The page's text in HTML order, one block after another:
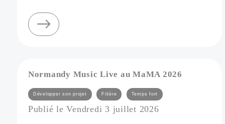
Normandy Music Live au MaMA 2026
Catégories
Développer son projet Filière Temps fort
Publié le Vendredi 3 juillet 2026